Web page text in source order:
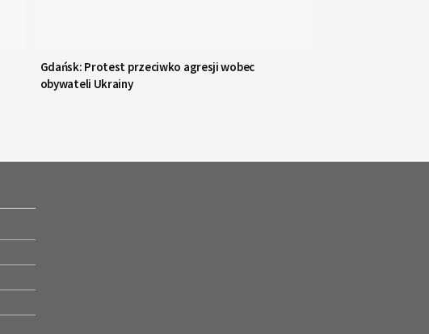
Gdańsk: Protest przeciwko agresji wobec
obywateli Ukrainy